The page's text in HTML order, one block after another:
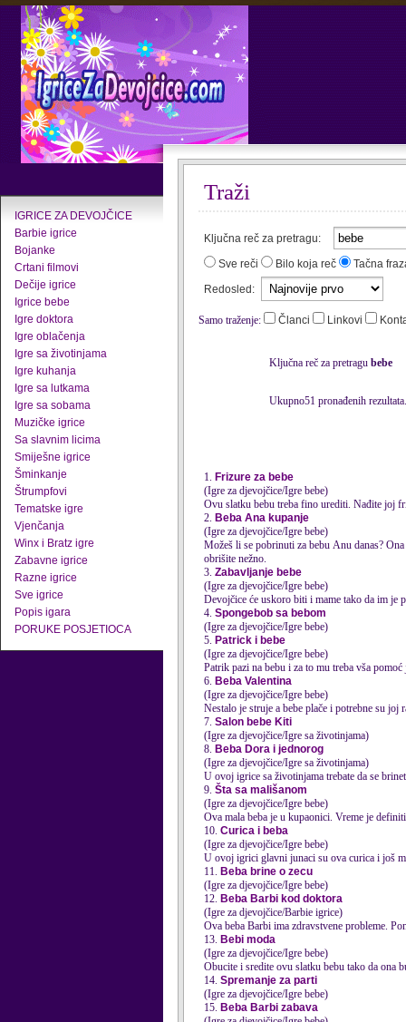
IGRICE ZA DEVOJČICE
Barbie igrice
Bojanke
Crtani filmovi
Dečije igrice
Igrice bebe
Igre doktora
Igre oblačenja
Igre sa životinjama
Igre kuhanja
Igre sa lutkama
Igre sa sobama
Muzičke igrice
Sa slavnim licima
Smiješne igrice
Šminkanje
Štrumpfovi
Tematske igre
Vjenčanja
Winx i Bratz igre
Zabavne igrice
Razne igrice
Sve igrice
Popis igara
PORUKE POSJETIOCA
Traži
Ključna reč za pretragu:
Sve reči
Bilo koja reč
Tačna
Redosled:
Samo traženje: Članci Linkovi
Ključna reč za pretragu bebe
Ukupno51 pronađenih rezultata.
1. Frizure za bebe
(Igre za djevojčice/Igre bebe)
Ovu slatku bebu treba fino urediti. Nađite joj
2. Beba Ana kupanje
(Igre za djevojčice/Igre bebe)
Možeš li se pobrinuti za bebu Anu danas?
obrišite nežno.
3. Zabavljanje bebe
(Igre za djevojčice/Igre bebe)
Devojčice će uskoro biti i mame tako da im je
4. Spongebob sa bebom
(Igre za djevojčice/Igre bebe)
5. Patrick i bebe
(Igre za djevojčice/Igre bebe)
Patrik pazi na bebu i za to mu treba vša
6. Beba Valentina
(Igre za djevojčice/Igre bebe)
Nestalo je struje a bebe plače i potrebne su joj
7. Salon bebe Kiti
(Igre za djevojčice/Igre sa životinjama)
8. Beba Dora i jednorog
(Igre za djevojčice/Igre sa životinjama)
U ovoj igrice sa životinjama trebate da se
9. Šta sa mališanom
(Igre za djevojčice/Igre bebe)
Ova mala beba je u kupaonici. Vreme je
10. Curica i beba
(Igre za djevojčice/Igre bebe)
U ovoj igrici glavni junaci su ova curica i još
11. Beba brine o zecu
(Igre za djevojčice/Igre bebe)
12. Beba Barbi kod doktora
(Igre za djevojčice/Barbie igrice)
Ova beba Barbi ima zdravstvene probleme.
13. Bebi moda
(Igre za djevojčice/Igre bebe)
Obucite i sredite ovu slatku bebu tako da ona
14. Spremanje za parti
(Igre za djevojčice/Igre bebe)
15. Beba Barbi zabava